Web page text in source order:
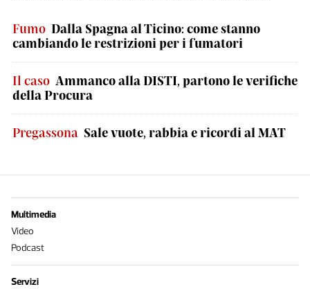
Fumo Dalla Spagna al Ticino: come stanno
cambiando le restrizioni per i fumatori
Il caso Ammanco alla DISTI, partono le verifiche
della Procura
Pregassona Sale vuote, rabbia e ricordi al MAT
Multimedia
Video
Podcast
Servizi